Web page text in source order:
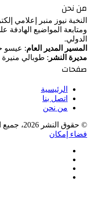
من نحن
النخبة نيوز منبر إعلامي
ومتابعة المواضيع الهادفة
الدولي.
المسير المدير العام: عيسو
مديرة النشر : طوبالي منيرة
صفحات
الرئيسية
اتصل بنا
من نحن
© حقوق النشر 2026، جميع الحقوق محفوظة |
فضاء إمكان